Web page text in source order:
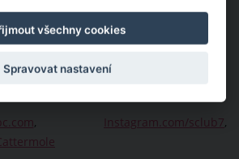
roce 2023 plánovala velký comeback u
svého založení. Členové této kapely se
obejít bez svého nejvýraznějšího člena a
Británii a Irsku vyrazit bez Paula
, Instagram.com/sclub7,
všechny cookies
Spravovat nastavení